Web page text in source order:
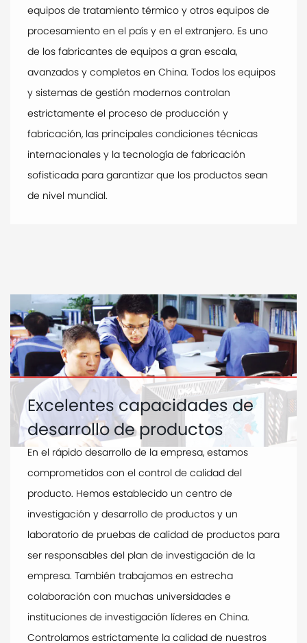
equipos de tratamiento térmico y otros equipos de
procesamiento en el país y en el extranjero. Es uno
de los fabricantes de equipos a gran escala,
avanzados y completos en China. Todos los equipos
y sistemas de gestión modernos controlan
estrictamente el proceso de producción y
fabricación, las principales condiciones técnicas
internacionales y la tecnología de fabricación
sofisticada para garantizar que los productos sean
de nivel mundial.
Excelentes capacidades de
desarrollo de productos
En el rápido desarrollo de la empresa, estamos
comprometidos con el control de calidad del
producto. Hemos establecido un centro de
investigación y desarrollo de productos y un
laboratorio de pruebas de calidad de productos para
ser responsables del plan de investigación de la
empresa. También trabajamos en estrecha
colaboración con muchas universidades e
instituciones de investigación líderes en China.
Controlamos estrictamente la calidad de nuestros